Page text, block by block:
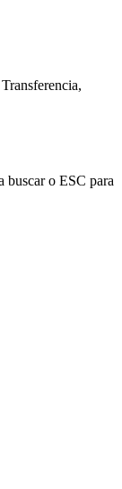
buscar o ESC para